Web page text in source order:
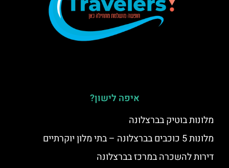
איפה לישון?
מלונות בוטיק בברצלונה
מלונות 5 כוכבים בברצלונה – בתי מלון יוקרתיים
דירות להשכרה במרכז בברצלונה